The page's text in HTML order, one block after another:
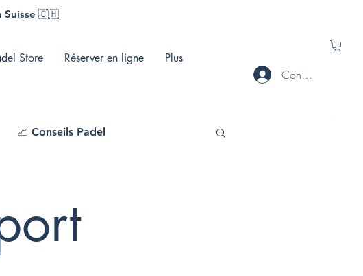
Suisse 🇨🇭
Store Réserver en ligne Plus
Connecté
📈 Conseils Padel